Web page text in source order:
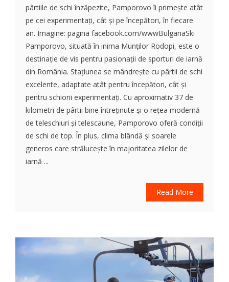
pârtiile de schi înzăpezite, Pamporovo îi primește atât
pe cei experimentați, cât și pe începători, în fiecare
an. Imagine: pagina facebook.com/wwwBulgariaSki
Pamporovo, situată în inima Munților Rodopi, este o
destinație de vis pentru pasionații de sporturi de iarnă
din România. Stațiunea se mândrește cu pârtii de schi
excelente, adaptate atât pentru începători, cât și
pentru schiorii experimentați. Cu aproximativ 37 de
kilometri de pârtii bine întreținute și o rețea modernă
de teleschiuri și telescaune, Pamporovo oferă condiții
de schi de top. În plus, clima blândă și soarele
generos care strălucește în majoritatea zilelor de
iarnă ...
Read More